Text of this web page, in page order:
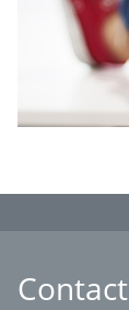
Contact